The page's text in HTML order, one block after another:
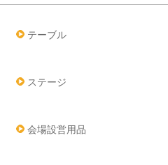
テーブル
ステージ
会場設営用品